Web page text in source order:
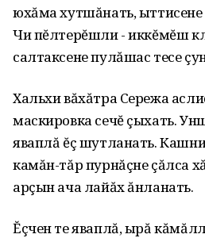
юхăма хутшăнать,
Чи пĕлтерĕшли - иккĕмĕш
салтаксене пулăшас тесе
Хальхи вăхăтра Сережа
маскировка сечĕ çыхать.
яваплă ĕç шутланать.
камăн-тăр пурнăçне çăлса
арçын ача лайăх ăнланать.
Ĕçчен те яваплă, ырă